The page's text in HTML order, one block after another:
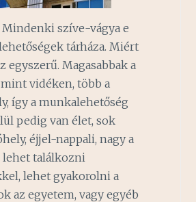
Mindenki szíve-vágya e
tárháza. Miért
egyszerű. Magasabbak a
vidéken, több a
így a munkalehetőség
pedig van élet, sok
éjjel-nappali, nagy a
lehet találkozni
lehet gyakorolni a
az egyetem, vagy egyéb